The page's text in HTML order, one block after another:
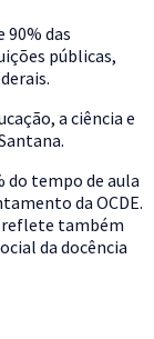
das
públicas,
a ciência e
do tempo de aula
da OCDE.
reflete também
da docência